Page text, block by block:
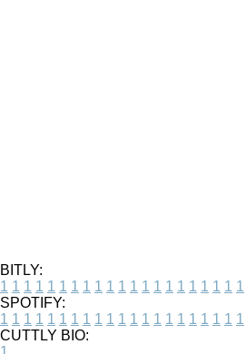
BITLY:
1 1 1 1 1 1 1 1 1 1 1 1 1 1 1 1 1 1 1 1 1
SPOTIFY:
1 1 1 1 1 1 1 1 1 1 1 1 1 1 1 1 1 1 1 1 1
CUTTLY BIO: